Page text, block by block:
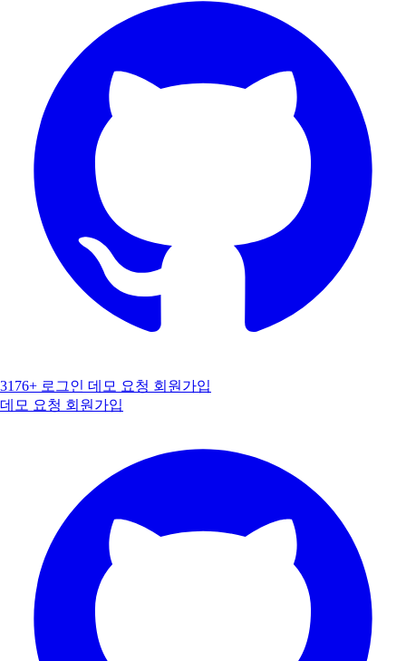
3176+ 로그인 데모 요청 회원가입
데모 요청 회원가입